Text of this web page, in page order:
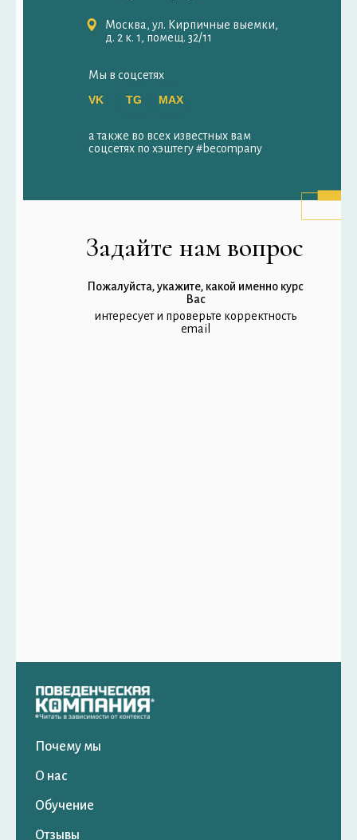
Москва, ул. Кирпичные выемки,
д. 2 к. 1, помещ. 32/11
Мы в соцсетях
а также во всех известных вам
соцсетях по хэштегу #becompany
Задайте нам вопрос
Пожалуйста, укажите, какой именно курс
Вас
интересует и проверьте корректность
email
VK TG МАХ
Почему мы
О нас
Обучение
Отзывы